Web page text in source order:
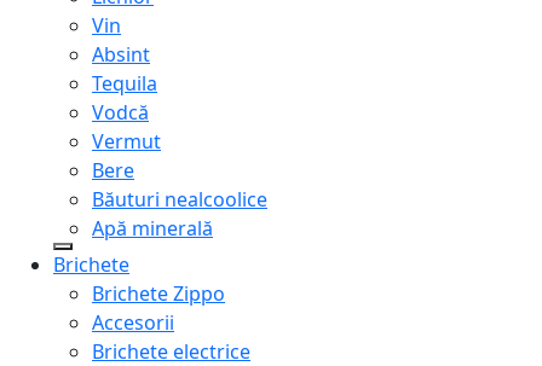
Vin
Absint
Tequila
Vodcă
Vermut
Bere
Băuturi nealcoolice
Apă minerală
Brichete
Brichete Zippo
Accesorii
Brichete electrice